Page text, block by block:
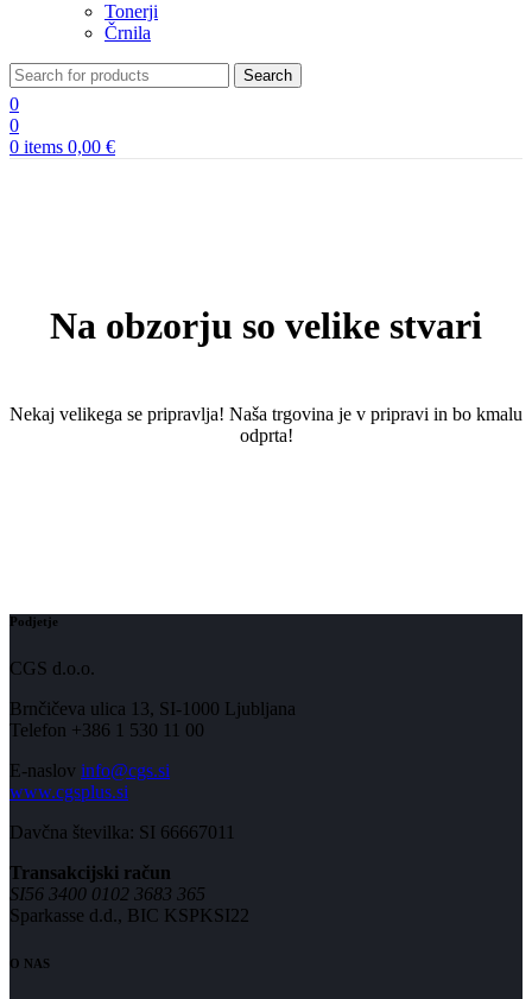
Tonerji
Črnila
Search
0
0
0 items 0,00 €
Na obzorju so velike stvari
Nekaj ​​velikega se pripravlja! Naša trgovina je v pripravi in ​​bo kmalu
odprta!
Podjetje
CGS d.o.o.
Brnčičeva ulica 13, SI-1000 Ljubljana
Telefon +386 1 530 11 00
E-naslov info@cgs.si
www.cgsplus.si
Davčna številka: SI 66667011
Transakcijski račun
SI56 3400 0102 3683 365
Sparkasse d.d., BIC KSPKSI22
O NAS